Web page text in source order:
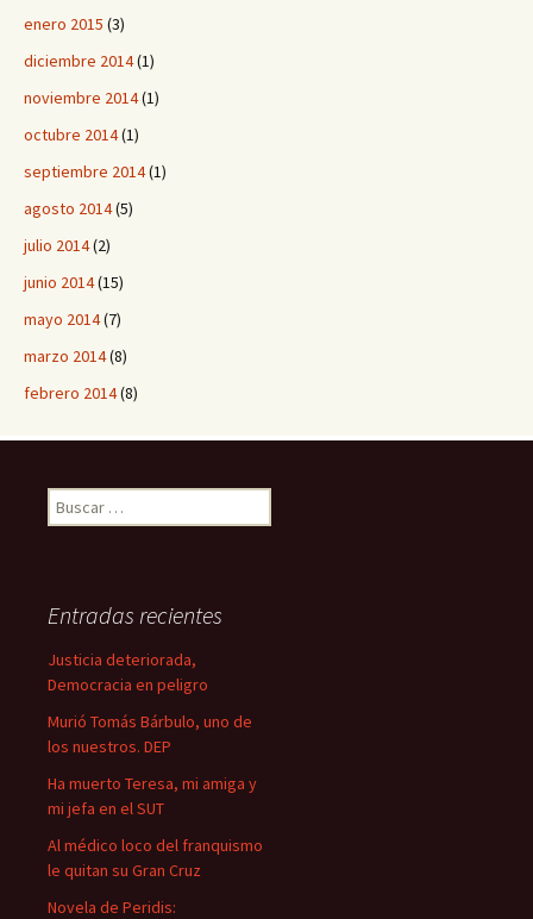
enero 2015 (3)
diciembre 2014(1)
noviembre 2014(1)
octubre 2014(1)
septiembre 2014(1)
agosto 2014(5)
julio 2014(2)
junio 2014(15)
mayo 2014(7)
marzo 2014(8)
febrero 2014(8)
B
u
rEntradas recientes
Justicia deteriorada,
Democracia en peligro
Murió Tomás Bárbulo, uno de
los nuestros. DEP
Ha muerto Teresa, mi amiga y
mi jefa en el SUT
Al médico loco del franquismo
le quitan su Gran Cruz
Novela de Peridis: